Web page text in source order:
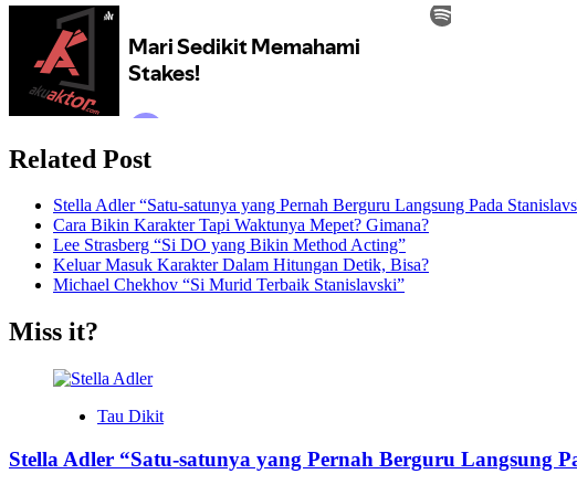
Related Post
Stella Adler “Satu-satunya yang Pernah Berguru Langsung Pada
Cara Bikin Karakter Tapi Waktunya Mepet? Gimana?
Lee Strasberg “Si DO yang Bikin Method Acting”
Keluar Masuk Karakter Dalam Hitungan Detik, Bisa?
Michael Chekhov “Si Murid Terbaik Stanislavski”
Miss it?
Tau Dikit
Stella Adler “Satu-satunya yang Pernah Berguru Langsung